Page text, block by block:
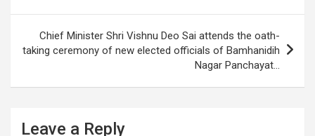
Chief Minister Shri Vishnu Deo Sai attends the oath-
taking ceremony of new elected officials of Bamhanidih
Nagar Panchayat…
Leave a Reply